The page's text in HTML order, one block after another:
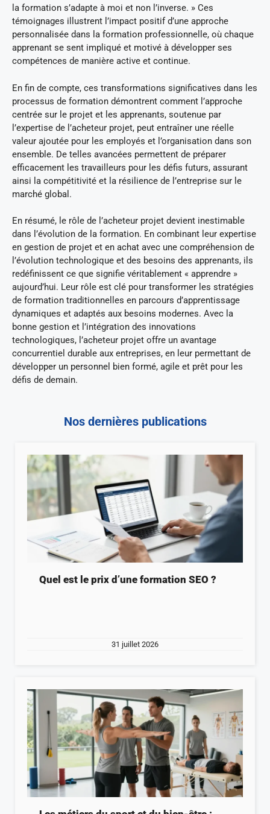
la formation s’adapte à moi et non l’inverse. » Ces
témoignages illustrent l’impact positif d’une approche
personnalisée dans la formation professionnelle, où chaque
apprenant se sent impliqué et motivé à développer ses
compétences de manière active et continue.
En fin de compte, ces transformations significatives dans les
processus de formation démontrent comment l’approche
centrée sur le projet et les apprenants, soutenue par
l’expertise de l’acheteur projet, peut entraîner une réelle
valeur ajoutée pour les employés et l’organisation dans son
ensemble. De telles avancées permettent de préparer
efficacement les travailleurs pour les défis futurs, assurant
ainsi la compétitivité et la résilience de l’entreprise sur le
marché global.
En résumé, le rôle de l’acheteur projet devient inestimable
dans l’évolution de la formation. En combinant leur expertise
en gestion de projet et en achat avec une compréhension de
l’évolution technologique et des besoins des apprenants, ils
redéfinissent ce que signifie véritablement « apprendre »
aujourd’hui. Leur rôle est clé pour transformer les stratégies
de formation traditionnelles en parcours d’apprentissage
dynamiques et adaptés aux besoins modernes. Avec la
bonne gestion et l’intégration des innovations
technologiques, l’acheteur projet offre un avantage
concurrentiel durable aux entreprises, en leur permettant de
développer un personnel bien formé, agile et prêt pour les
défis de demain.
Nos dernières publications
Quel est le prix d’une formation SEO ?
31 juillet 2026